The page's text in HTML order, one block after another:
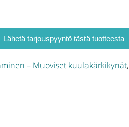
Lähetä tarjouspyyntö tästä tuotteesta
– Muoviset kuulakärkikynät,